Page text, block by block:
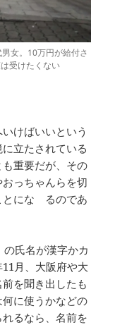
女。10万円が給付さ
受けたくない
けばいいという
立たされている
重要だが、その
っちゃんらを切
とにな るのであ
氏名が漢字かカ
月、大阪府や大
を聞き出したも
に使うかなどの
るなら、名前を